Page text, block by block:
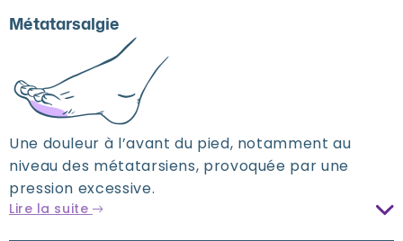
Métatarsalgie
Une douleur à l’avant du pied, notamment au
niveau des métatarsiens, provoquée par une
pression excessive.
Lire la suite